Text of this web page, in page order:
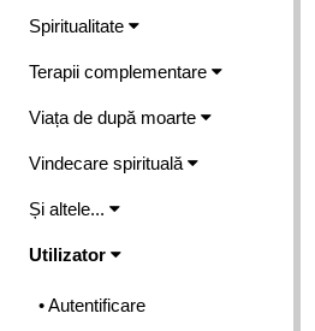
Spiritualitate
Terapii complementare
Viața de după moarte
Vindecare spirituală
Și altele...
Utilizator
• Autentificare